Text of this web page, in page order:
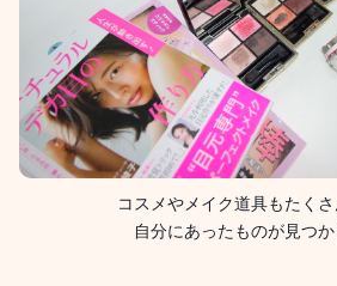
コスメやメイク道具もたくさ
自分にあったものが見つか